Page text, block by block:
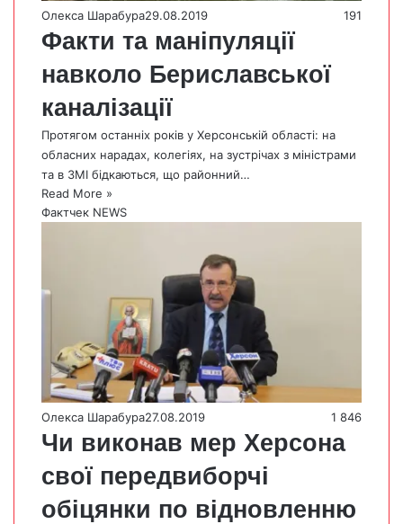
Олекса Шарабура29.08.2019 191
Факти та маніпуляції
навколо Бериславської
каналізації
Протягом останніх років у Херсонській області: на
обласних нарадах, колегіях, на зустрічах з міністрами
та в ЗМІ бідкаються, що районний…
Read More »
Фактчек NEWS
Олекса Шарабура27.08.2019 1 846
Чи виконав мер Херсона
свої передвиборчі
обіцянки по відновленню